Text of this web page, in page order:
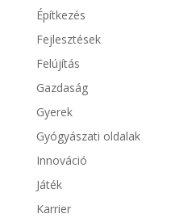
Építkezés
Fejlesztések
Felújítás
Gazdaság
Gyerek
Gyógyászati oldalak
Innováció
Játék
Karrier